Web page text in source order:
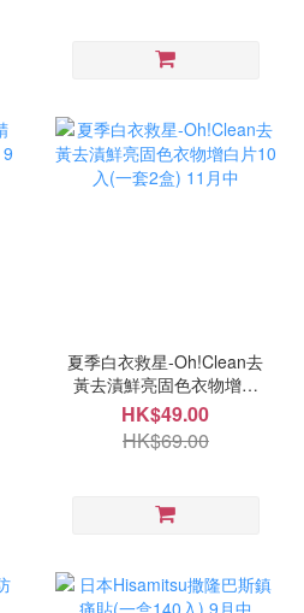
夏季白衣救星-Oh!Clean去
黃去漬鮮亮固色衣物增白
片10入(一套2盒) 11月中
HK$49.00
HK$69.00